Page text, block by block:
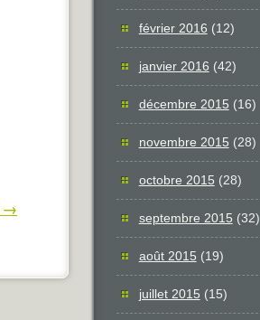
→
février 2016 (12)
janvier 2016 (42)
décembre 2015(16)
novembre 2015(28)
octobre 2015(28)
septembre 2015(32)
août 2015(19)
juillet 2015(15)